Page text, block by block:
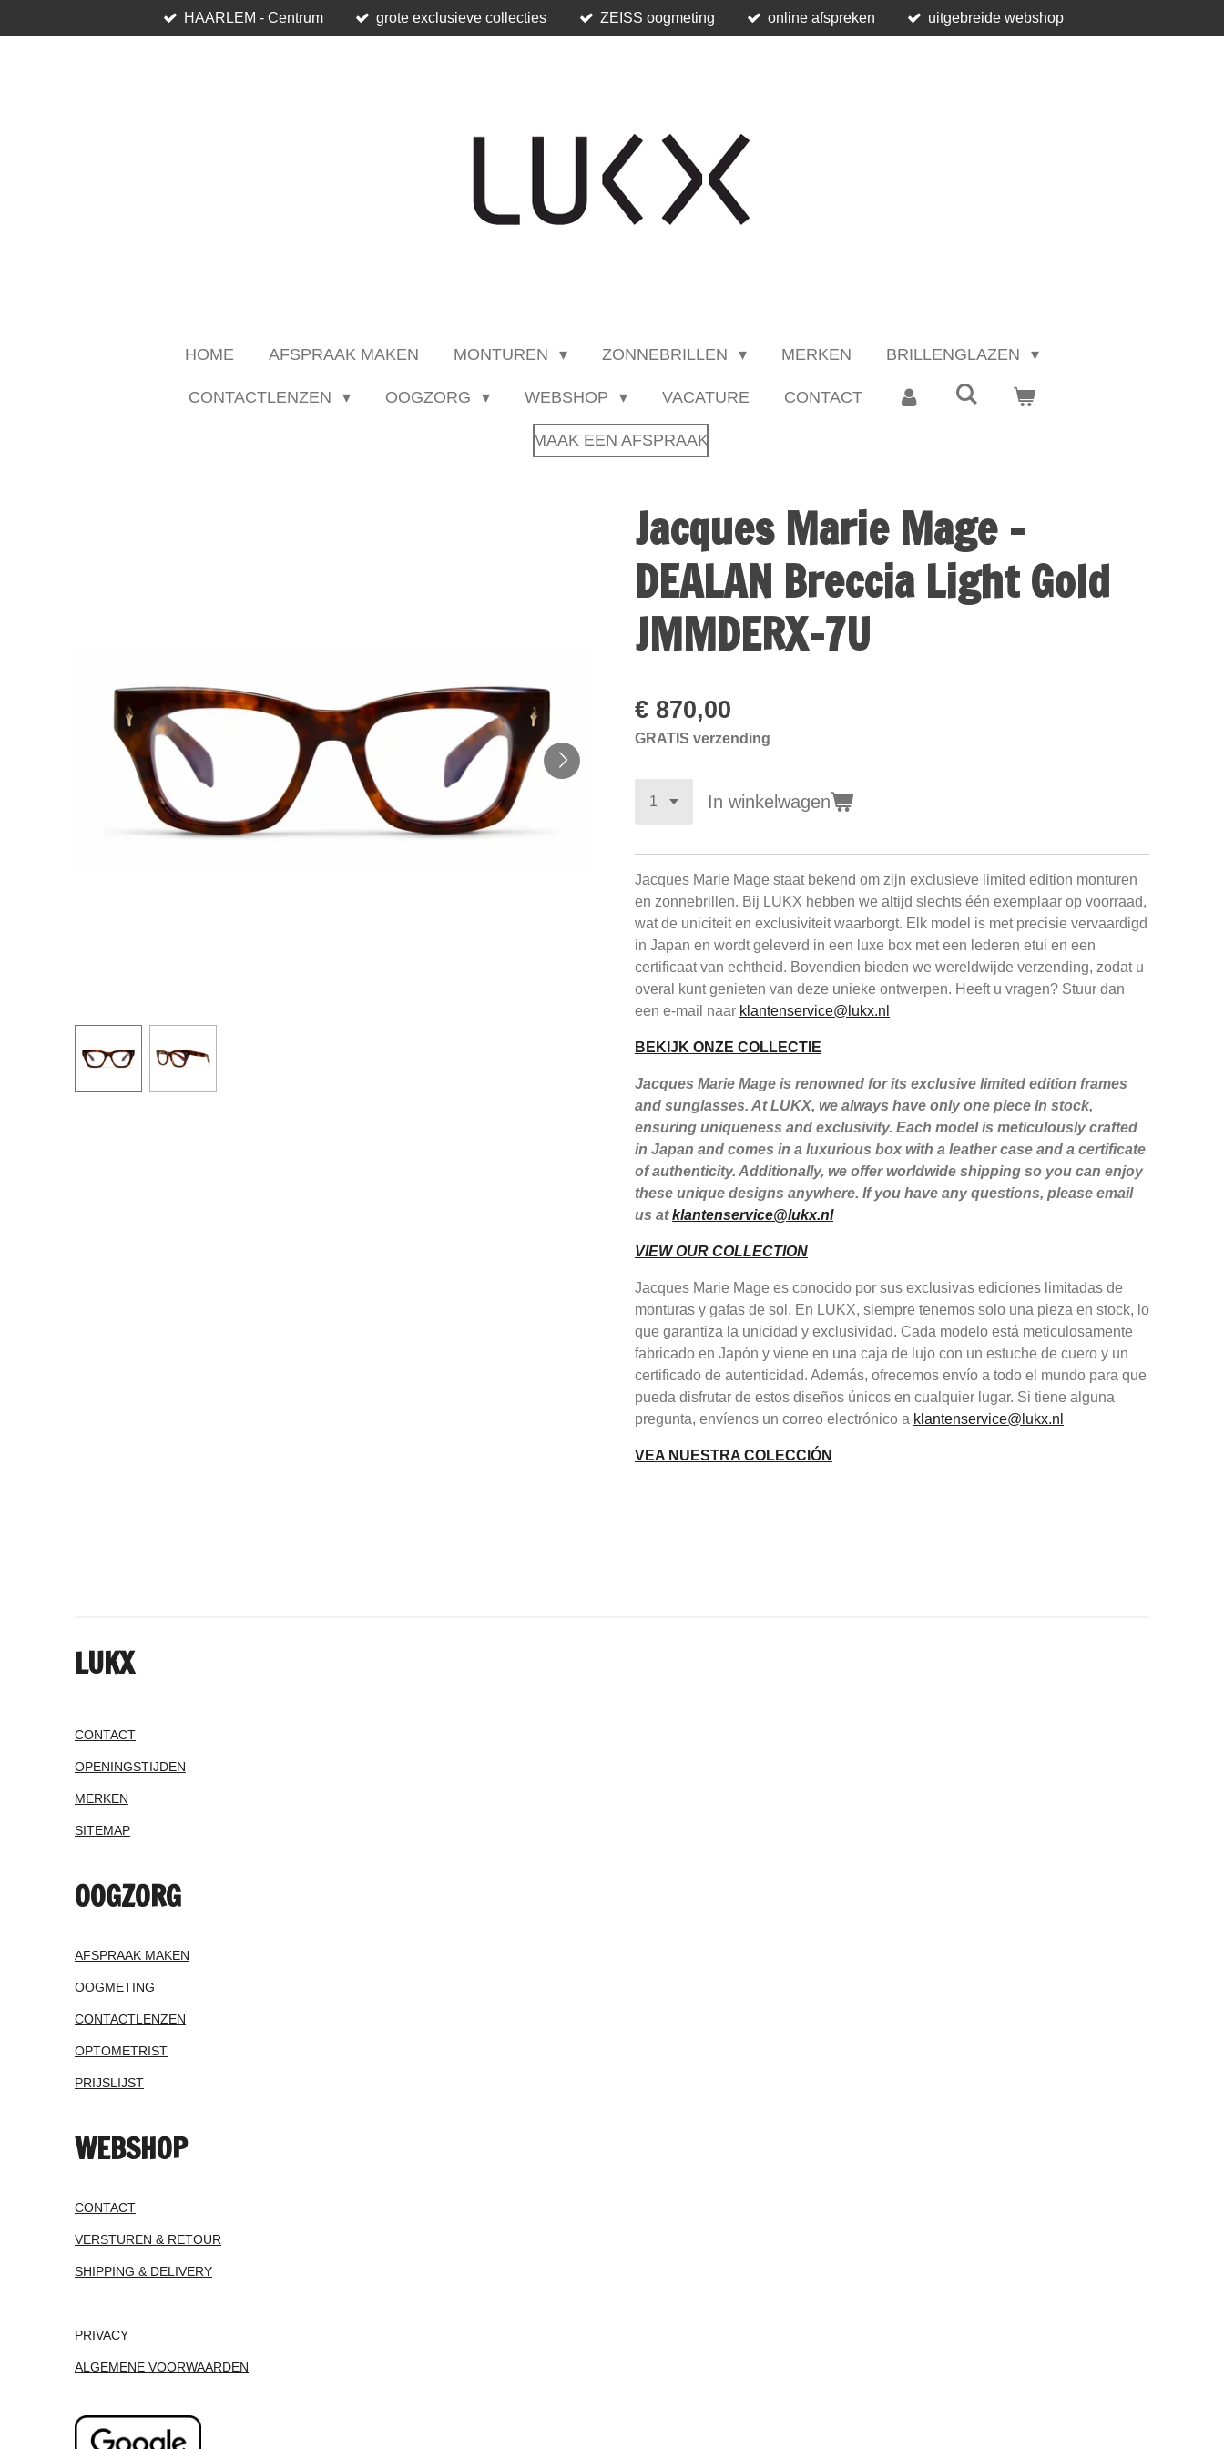
direct
HAARLEM - Centrum grote exclusieve collecties ZEISS oogmeting online afspreken uitgebreide webshop
HOME AFSPRAAK MAKEN MONTUREN ZONNEBRILLEN MERKEN BRILLENGLAZEN
CONTACTLENZEN OOGZORG WEBSHOP VACATURE CONTACT
MAAK EEN AFSPRAAK
Jacques Marie Mage -
DEALAN Breccia Light Gold
JMMDERX-7U
€ 870,00
GRATIS verzending
In winkelwagen
Jacques Marie Mage staat bekend om zijn exclusieve limited edition monturen
en zonnebrillen. Bij LUKX hebben we altijd slechts één exemplaar op voorraad,
wat de uniciteit en exclusiviteit waarborgt. Elk model is met precisie vervaardigd
in Japan en wordt geleverd in een luxe box met een lederen etui en een
certificaat van echtheid. Bovendien bieden we wereldwijde verzending, zodat u
overal kunt genieten van deze unieke ontwerpen. Heeft u vragen? Stuur dan
een e-mail naar klantenservice@lukx.nl
BEKIJK ONZE COLLECTIE
Jacques Marie Mage is renowned for its exclusive limited edition frames
and sunglasses. At LUKX, we always have only one piece in stock,
ensuring uniqueness and exclusivity. Each model is meticulously crafted
in Japan and comes in a luxurious box with a leather case and a certificate
of authenticity. Additionally, we offer worldwide shipping so you can enjoy
these unique designs anywhere. If you have any questions, please email
us atklantenservice@lukx.nl
VIEW OUR COLLECTION
Jacques Marie Mage es conocido por sus exclusivas ediciones limitadas de
monturas y gafas de sol. En LUKX, siempre tenemos solo una pieza en stock, lo
que garantiza la unicidad y exclusividad. Cada modelo está meticulosamente
fabricado en Japón y viene en una caja de lujo con un estuche de cuero y un
certificado de autenticidad. Además, ofrecemos envío a todo el mundo para que
pueda disfrutar de estos diseños únicos en cualquier lugar. Si tiene alguna
pregunta, envíenos un correo electrónico a klantenservice@lukx.nl
VEA NUESTRA COLECCIÓN
LUKX
CONTACT
OPENINGSTIJDEN
MERKEN
SITEMAP
OOGZORG
AFSPRAAK MAKEN
OOGMETING
CONTACTLENZEN
OPTOMETRIST
PRIJSLIJST
WEBSHOP
CONTACT
VERSTUREN & RETOUR
SHIPPING & DELIVERY
PRIVACY
ALGEMENE VOORWAARDEN